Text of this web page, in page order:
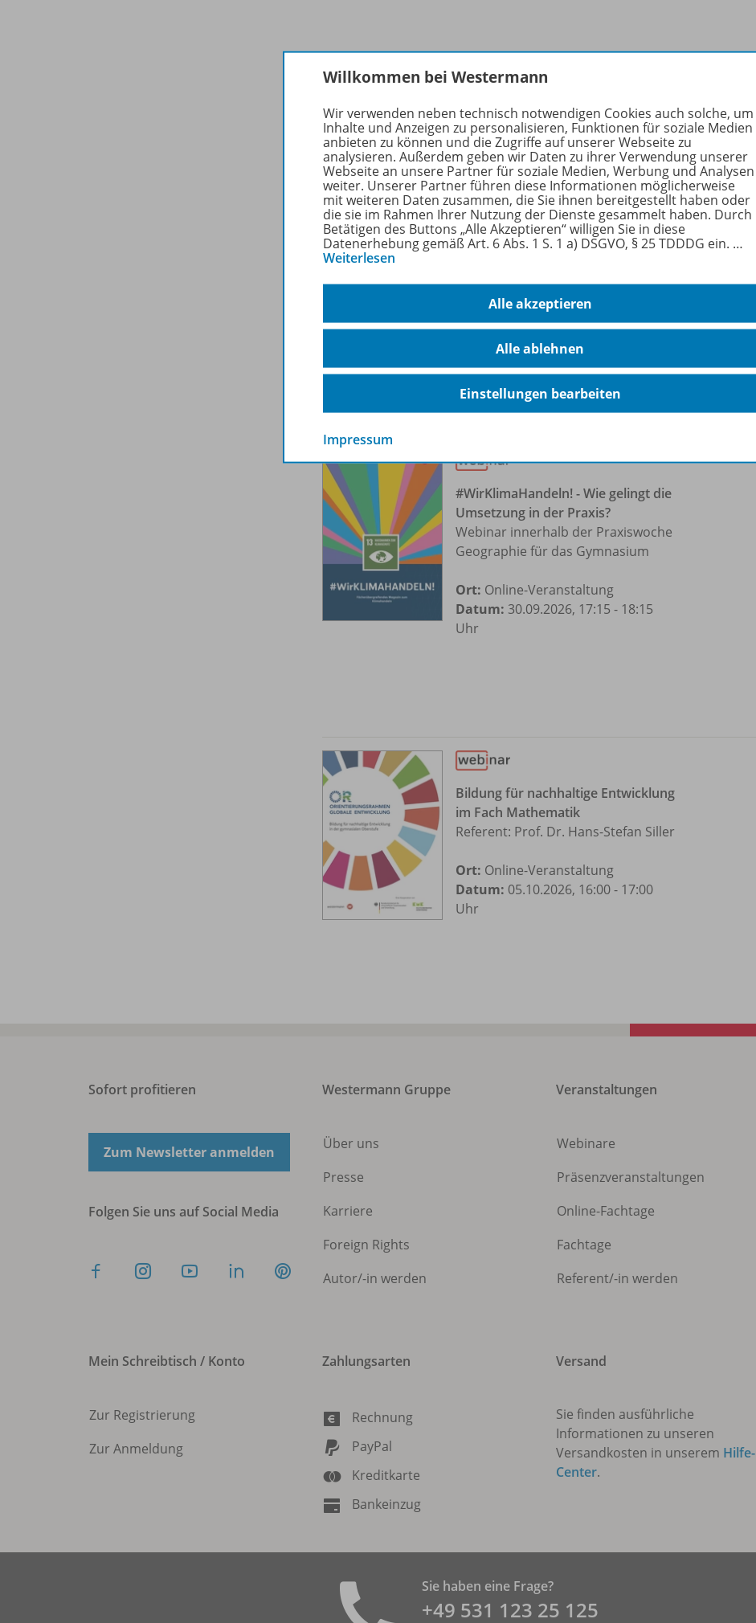
Verbraucherbildung am Beispiel
Textilien (BW)
Webinar im Rahmen der
Praxiswoche Gesellschaftslehre/
Erdkunde für die mittleren
Schulformen
Ort:Online-Veranstaltung
Datum:29.09.2026, 17:15 - 18:15
Uhr
#WirKlimaHandeln! - Wie gelingt die
Umsetzung in der Praxis?
Webinar innerhalb der Praxiswoche
Geographie für das Gymnasium
Ort: Online-Veranstaltung
Datum: 30.09.2026, 17:15 - 18:15
Uhr
Bildung für nachhaltige Entwicklung
im Fach Mathematik
Referent: Prof. Dr. Hans-Stefan Siller
Ort: Online-Veranstaltung
Datum: 05.10.2026, 16:00 - 17:00
Uhr
Sofort profitieren
Zum Newsletter anmelden
Folgen Sie uns auf Social Media
Westermann Gruppe
Über uns
Presse
Karriere
Foreign Rights
Autor/-in werden
Veranstaltungen
Webinare
Präsenzveranstaltungen
Online-Fachtage
Fachtage
Referent/-in werden
Mein Schreibtisch / Konto
Zur Registrierung
Zur Anmeldung
Zahlungsarten
Rechnung
PayPal
Kreditkarte
Bankeinzug
Versand
Sie finden ausführliche
Informationen zu unseren
Versandkosten in unserem Hilfe-
Center.
Sie haben eine Frage?
+49 531 ­123 25 125
Willkommen bei Westermann
Wir verwenden neben technisch notwendigen Cookies auch solche, um
Inhalte und Anzeigen zu personalisieren, Funktionen für soziale Medien
anbieten zu können und die Zugriffe auf unserer Webseite zu
analysieren. Außerdem geben wir Daten zu ihrer Verwendung unserer
Webseite an unsere Partner für soziale Medien, Werbung und Analysen
weiter. Unserer Partner führen diese Informationen möglicherweise
mit weiteren Daten zusammen, die Sie ihnen bereitgestellt haben oder
die sie im Rahmen Ihrer Nutzung der Dienste gesammelt haben. Durch
Betätigen des Buttons „Alle Akzeptieren“ willigen Sie in diese
Datenerhebung gemäß Art. 6 Abs. 1 S. 1 a) DSGVO, § 25 TDDDG ein. …
Weiterlesen
Alle akzeptieren
Alle ablehnen
Einstellungen bearbeiten
Impressum